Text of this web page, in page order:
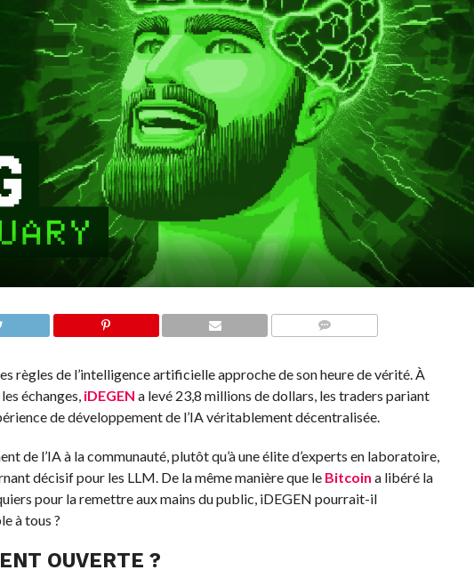
règles de l’intelligence artificielle approche de son heure de vérité. À
échanges, iDEGEN a levé 23,8 millions de dollars, les traders pariant
de développement de l’IA véritablement décentralisée.
de l’IA à la communauté, plutôt qu’à une élite d’experts en laboratoire,
décisif pour les LLM. De la même manière que le Bitcoin a libéré la
pour la remettre aux mains du public, iDEGEN pourrait-il
à tous ?
OUVERTE ?